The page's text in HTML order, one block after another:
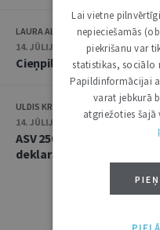
LAURA ALEKSANDRA BIŠERE
14. JŪLIJS 2026
Cieņpilna nāve kā daļa no
ULDIS KRASTIŅŠ
14. JŪLIJS 2026
ASV 250 – kur meklēt
deklarācijas oriģinālu?
Lai vietne
nepieciešamās
piekrišanu var
statistikas, sociālo
Papildinformācijai
varat jebkurā
atgriežoties šajā